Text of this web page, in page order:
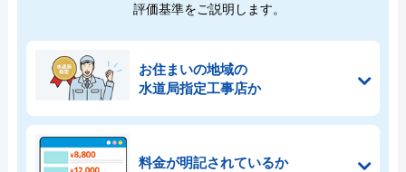
評価基準をご説明します。
お住まいの地域の
水道局指定工事店か
料金が明記されているか